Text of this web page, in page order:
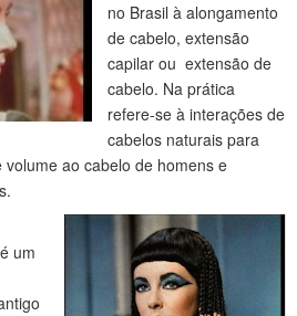
no Brasil à alongamento
de cabelo, extensão
capilar ou extensão de
cabelo. Na prática
refere-se à interações de
cabelos naturais para
ao cabelo de homens e
um